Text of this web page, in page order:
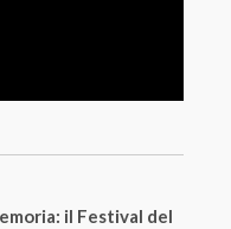
il Festival del